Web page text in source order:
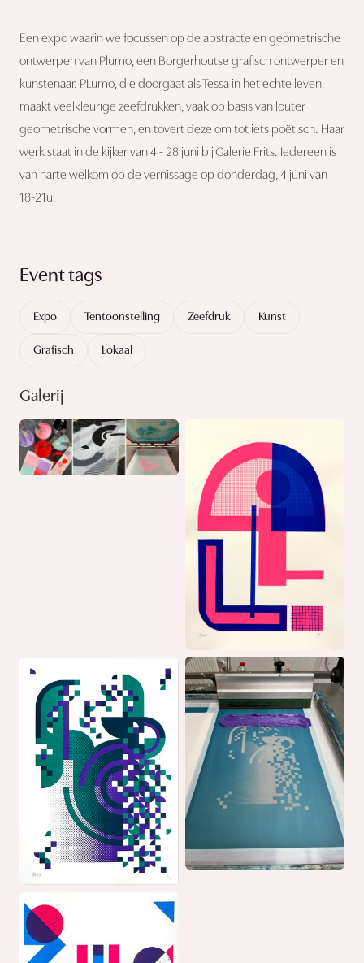
Een expo waarin we focussen op de abstracte en geometrische
ontwerpen van Plumo, een Borgerhoutse grafisch ontwerper en
kunstenaar. PLumo, die doorgaat als Tessa in het echte leven,
maakt veelkleurige zeefdrukken, vaak op basis van louter
geometrische vormen, en tovert deze om tot iets poëtisch. Haar
werk staat in de kijker van 4 - 28 juni bij Galerie Frits. Iedereen is
van harte welkom op de vernissage op donderdag, 4 juni van
18-21u.
Event tags
Expo Tentoonstelling Zeefdruk Kunst
Grafisch Lokaal
Galerij